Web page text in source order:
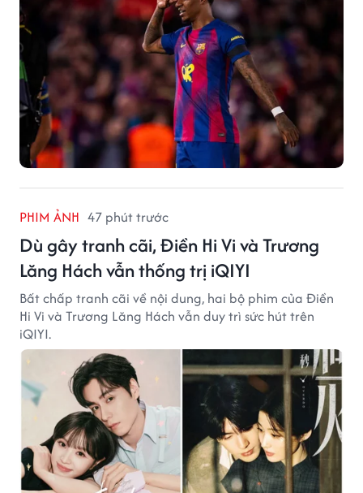
PHIM ẢNH 47 phút trước
Dù gây tranh cãi, Điền Hi Vi và Trương
Lăng Hách vẫn thống trị iQIYI
Bất chấp tranh cãi về nội dung, hai bộ phim của Điền
Hi Vi và Trương Lăng Hách vẫn duy trì sức hút trên
iQIYI.